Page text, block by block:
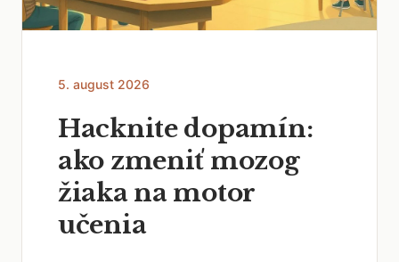
5. august 2026
Hacknite dopamín:
ako zmeniť mozog
žiaka na motor
učenia